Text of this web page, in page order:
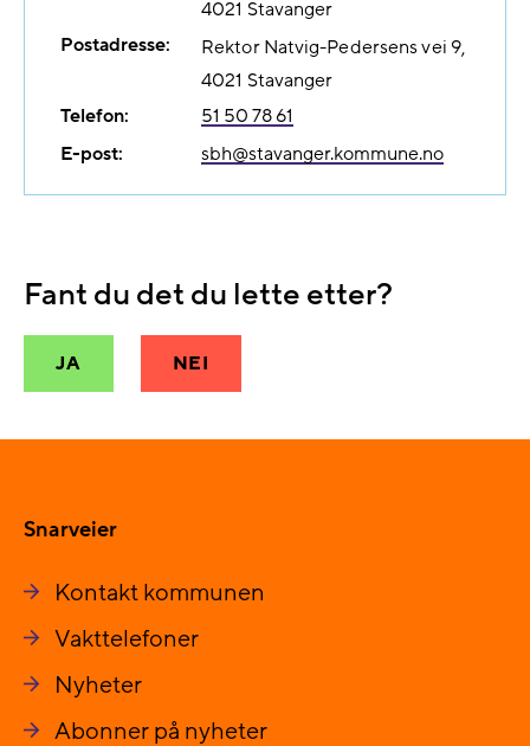
4021 Stavanger
Postadresse:
Rektor Natvig-Pedersens vei 9
4021 Stavanger
Telefon:
51 50 78 61
E-post:
sbh@​stavanger.kommune.no
Fant du det du lette etter?
JA NEI
Snarveier
Kontakt kommunen
Vakttelefoner
Nyheter
Abonner på nyheter